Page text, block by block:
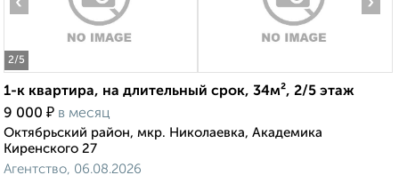
2/5
1-к квартира, на длительный срок, 34м², 2/5 этаж
9 000 ₽ в месяц
Октябрьский район, мкр. Николаевка, Академика
Киренского 27
Агентство, 06.08.2026